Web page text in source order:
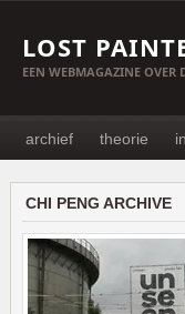
LOST
EEN WEBMAGAZINE OVER
archief theorie
CHI PENG ARCHIVE